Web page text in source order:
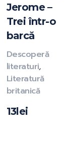
Jerome –
Trei într-o
barcă
13lei
Descoperă
literaturi,
Literatură
britanică